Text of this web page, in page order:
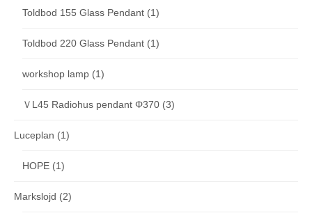
Toldbod 155 Glass Pendant (1)
Toldbod 220 Glass Pendant (1)
workshop lamp (1)
ＶL45 Radiohus pendant Φ370 (3)
Luceplan (1)
HOPE (1)
Markslojd (2)